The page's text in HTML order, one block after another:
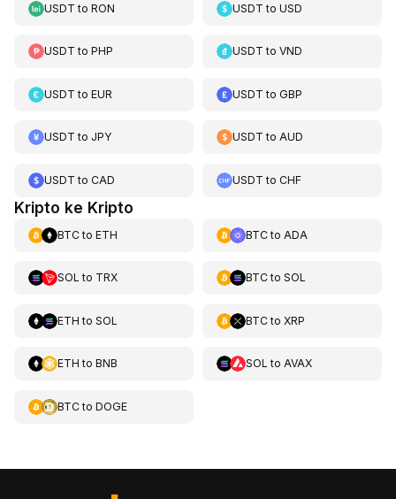
USDT to RON USDT toUSD
USDT to PHP USDT toVND
USDT to EUR USDT toGBP
USDT to JPY USDT toAUD
USDT to CAD USDT toCHF
Kripto ke Kripto
BTCto ETH BTCto ADA
SOL to TRX BTCto SOL
ETH to SOL BTCto XRP
ETH to BNB SOL to AVAX
BTCto DOGE